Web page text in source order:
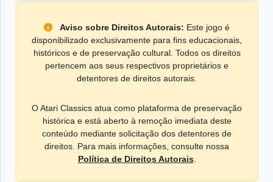
Aviso sobre Direitos Autorais: Este jogo é
disponibilizado exclusivamente para fins educacionais,
históricos e de preservação cultural. Todos os direitos
pertencem aos seus respectivos proprietários e
detentores de direitos autorais.
O Atari Classics atua como plataforma de preservação
histórica e está aberto à remoção imediata deste
conteúdo mediante solicitação dos detentores de
direitos. Para mais informações, consulte nossa
Política de Direitos Autorais.